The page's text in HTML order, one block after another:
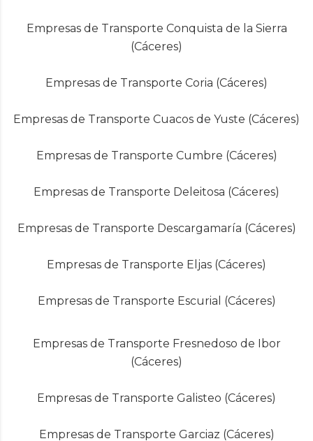
Empresas de Transporte Conquista de la Sierra
(Cáceres)
Empresas de Transporte Coria (Cáceres)
Empresas de Transporte Cuacos de Yuste (Cáceres)
Empresas de Transporte Cumbre (Cáceres)
Empresas de Transporte Deleitosa (Cáceres)
Empresas de Transporte Descargamaría (Cáceres)
Empresas de Transporte Eljas (Cáceres)
Empresas de Transporte Escurial (Cáceres)
Empresas de Transporte Fresnedoso de Ibor
(Cáceres)
Empresas de Transporte Galisteo (Cáceres)
Empresas de Transporte Garciaz (Cáceres)